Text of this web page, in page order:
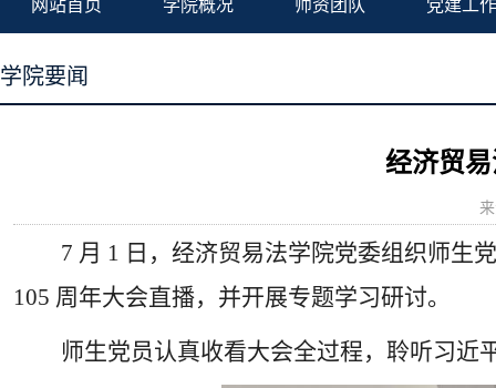
网站首页 学院概况 师资团队 党建工作
学院要闻
经济贸
7 月 1 日，经济贸易法学院党委组织师生
105 周年大会直播，并开展专题学习研讨。
师生党员认真收看大会全过程，聆听习近